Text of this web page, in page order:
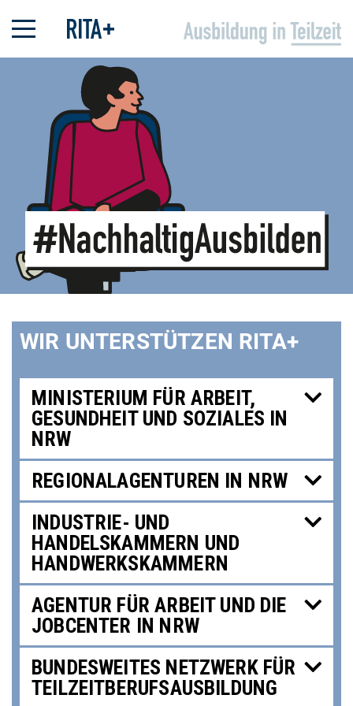
WIR UNTERSTÜTZEN RITA+
MINISTERIUM FÜR ARBEIT,
GESUNDHEIT UND SOZIALES IN
NRW
REGIONALAGENTUREN IN NRW
INDUSTRIE- UND
HANDELSKAMMERN UND
HANDWERKSKAMMERN
AGENTUR FÜR ARBEIT UND DIE
JOBCENTER IN NRW
BUNDESWEITES NETZWERK FÜR
TEILZEITBERUFSAUSBILDUNG